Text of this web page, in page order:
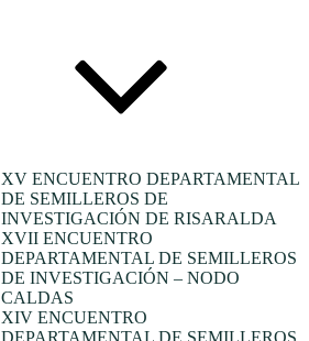
XV ENCUENTRO DEPARTAMENTAL
DE SEMILLEROS DE
INVESTIGACIÓN DE RISARALDA
XVII ENCUENTRO
DEPARTAMENTAL DE SEMILLEROS
DE INVESTIGACIÓN – NODO
CALDAS
XIV ENCUENTRO
DEPARTAMENTAL DE SEMILLEROS